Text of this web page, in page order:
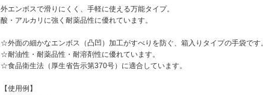
外エンボスで滑りにくく、手軽に使える万能タイプ。
酸・アルカリに強く耐薬品性に優れています。
☆外面の細かなエンボス（凸凹）加工がすべりを防ぐ、箱入りタイプの手袋です。
☆耐油性・耐薬品性・耐溶剤性に優れています。
☆食品衛生法（厚生省告示第370号）に適合 しています。
【使用例】